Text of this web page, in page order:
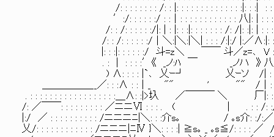
/: : : : : : : : /: : |: : : : : : : : : : : : : :|: : :| : : : :
′:/: : : : : :/ : :｜: : : : : : : : : : : : 八|: | : : : :
/: : /: : : : : :/|: | : |: : :|: : : : : : : /: /|: :|: | : : :
/: : /: : : : : :/｜＼:|＼:|＼| : : : /:|:/ |:／
|: : :|: : : : : :/ 斗=z＼ ￣￣ 斗／z=､ V
. : ｜ : : : :′《 _ノ:ﾊ ￣ _ノハ 》 八:
) ∧: : : : |`､ 乂ｰ┘ 乂ｰソ /| : :
＿＿＿＿＿__／: : :∧ : :｜_ "" ' "" /｜: : /:
. : : : : : : : : : : : : : : : : : :＿∧: :|>圦 ／￣￣￣ ＼ 厂|: : /
/: ／￣￣: : : : : : : : : ／ニニⅥ : : : . ( | . : : /: :/ニ
|:/ ／ : : : : : : : : : : /ニニニﾆ|＼: : :介s｡ / ｡s介: :/:／|
乂/: : : : : : : : : : : : /ニニニ|ﾆⅣ }＼: : : :| ≧s｡ _ ｡s≦/: : : :